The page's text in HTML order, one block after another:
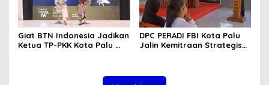
Giat BTN Indonesia Jadikan
Ketua TP-PKK Kota Palu
DPC PERADI FBI Kota Palu
Jalin Kemitraan Strategis